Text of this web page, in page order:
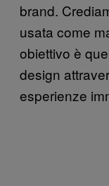
brand.
usata come
obiettivo è
design
esperienze